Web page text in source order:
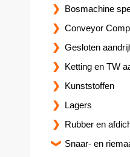
Bosmachine
Conveyor
Gesloten
Ketting en TW
Kunststoffen
Lagers
Rubber en
Snaar- en